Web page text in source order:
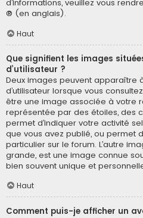
d’informations, veuillez vous
® (en anglais).
Haut
Que signifient les images
d’utilisateur ?
Deux images peuvent apparaître
d’utilisateur lorsque vous
être une image associée à votre
représentée par des étoiles, des
permet d’indiquer votre activité
que vous avez publié, ou permet
particulier sur le forum. L’autre
grande, est une image connue
bien souvent unique et
Haut
Comment puis-je afficher un